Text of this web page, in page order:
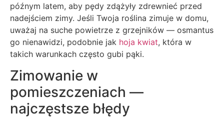
późnym latem, aby pędy zdążyły zdrewnieć przed
nadejściem zimy. Jeśli Twoja roślina zimuje w domu,
uważaj na suche powietrze z grzejników — osmantus
go nienawidzi, podobnie jak hoja kwiat, która w
takich warunkach często gubi pąki.
Zimowanie w
pomieszczeniach —
najczęstsze błędy